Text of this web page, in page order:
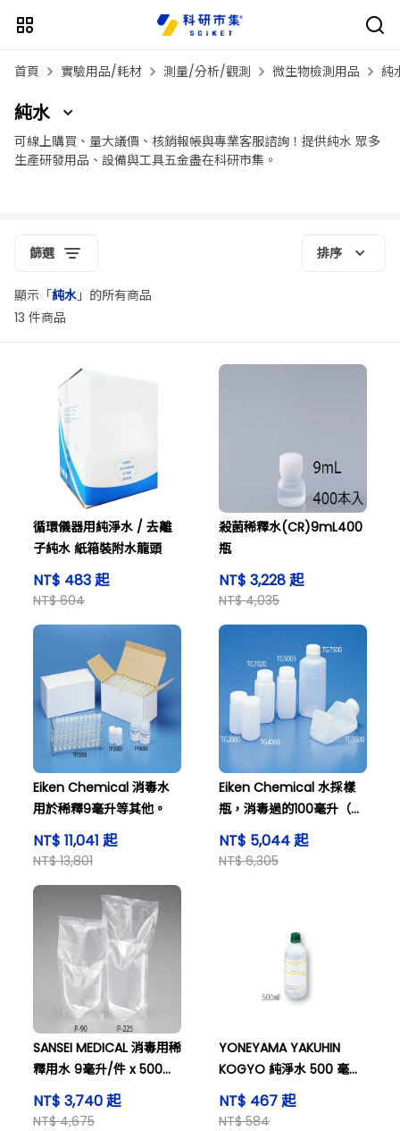
首頁 實驗用品/耗材 測量/分析/觀測 微生物檢測用品 純
純水
可線上購買、量大議價、核銷報帳與專業客服諮詢！提供純水 眾多
生產研發用品、設備與工具五金盡在科研市集。
篩選 排序
顯示「純水」的所有商品
13 件商品
循環儀器用純淨水 / 去離
子純水 紙箱裝附水龍頭
NT$ 483 起
NT$ 604
殺菌稀釋水(CR)9mL400
瓶
NT$ 3,228 起
NT$ 4,035
Eiken Chemical 消毒水
用於稀釋9毫升等其他。
NT$ 11,041 起
NT$ 13,801
Eiken Chemical 水採樣
瓶，消毒過的100毫升（無
次氯酸鈉），以及其他
NT$ 5,044 起
NT$ 6,305
SANSEI MEDICAL 消毒用稀
釋用水 9毫升/件 x 500件
及其他
NT$ 3,740 起
NT$ 4,675
YONEYAMA YAKUHIN
KOGYO 純淨水 500 毫升
以及其他
NT$ 467 起
NT$ 584